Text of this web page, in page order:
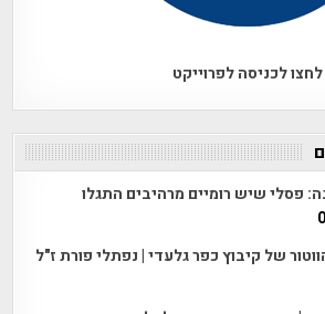
לחצו לכניסה לפרוייקט
פסלי שיש רומיים מרהיבים התגלו
של קיבוץ כפר גלעדי | נפתלי פורת ז"ל